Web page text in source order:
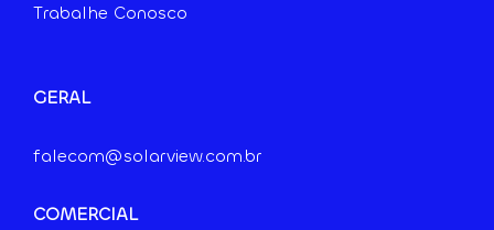
Trabalhe Conosco
GERAL
falecom@solarview.com.br
COMERCIAL